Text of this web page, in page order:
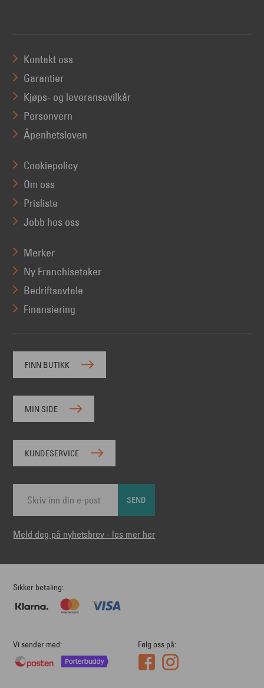
Kontakt oss
Garantier
Kjøps- og leveransevilkår
Personvern
Åpenhetsloven
Cookiepolicy
Om oss
Prisliste
Jobb hos oss
Merker
Ny Franchisetaker
Bedriftsavtale
Finansiering
FINN BUTIKK
MIN SIDE
KUNDESERVICE
SEND
Meld deg på nyhetsbrev - les mer her
Sikker betaling
Vi sender med Følg oss på